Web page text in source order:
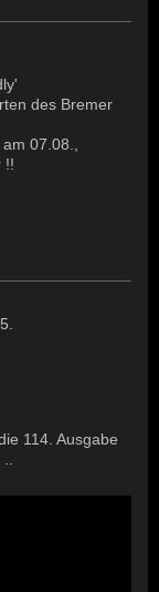
des Bremer
07.08.,
!!
114. Ausgabe